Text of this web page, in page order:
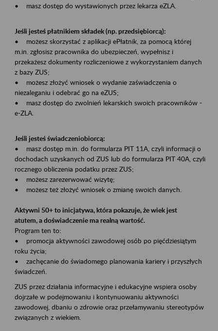
• masz dostęp do wystawionych przez lekarza eZLA.
Jeśli jesteś płatnikiem składek (np. przedsiębiorcą):
• możesz skorzystać z aplikacji ePłatnik, za pomocą której
m.in. zgłosisz pracownika do ubezpieczeń, wypełnisz i
przekażesz dokumenty rozliczeniowe z wykorzystaniem danych
z bazy ZUS;
• możesz złożyć wniosek o wydanie zaświadczenia o
niezaleganiu i odebrać go na eZUS;
• masz dostęp do zwolnień lekarskich swoich pracowników -
e-ZLA.
Jeśli jesteś świadczeniobiorcą:
• masz dostęp m.in. do formularza PIT 11A, czyli informacji o
dochodach uzyskanych od ZUS lub do formularza PIT 40A, czyli
rocznego obliczenia podatku przez ZUS;
• możesz zarezerwować wizytę;
• możesz też złożyć wniosek o zmianę swoich danych.
Aktywni 50+ to inicjatywa, która pokazuje, że wiek jest
atutem, a doświadczenie ma realną wartość.
Program ten to:
• promocja aktywności zawodowej osób po pięćdziesiątym
roku życia;
• zachęcanie do świadomego planowania kariery i przyszłych
świadczeń.
ZUS przez działania informacyjne i edukacyjne wspiera osoby
dojrzałe w podejmowaniu i kontynuowaniu aktywności
zawodowej, dbaniu o zdrowie oraz przełamywaniu stereotypów
związanych z wiekiem.